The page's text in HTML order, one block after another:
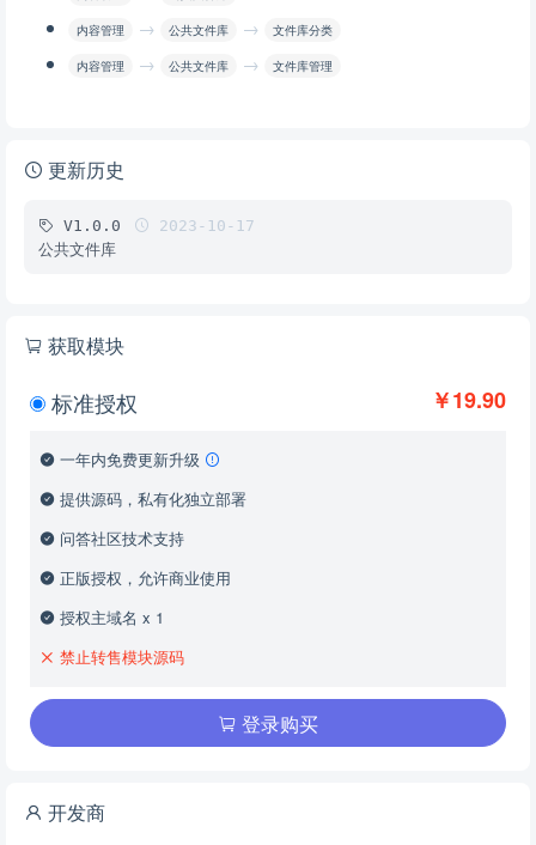
内容管理 → 公共文件库 → 文件库分类
内容管理 → 公共文件库 → 文件库管理
更新历史
V1.0.0 2023-10-17
公共文件库
获取模块
￥19.90
标准授权
一年内免费更新升级
提供源码，私有化独立部署
问答社区技术支持
正版授权，允许商业使用
授权主域名 x 1
禁止转售模块源码
登录购买
开发商